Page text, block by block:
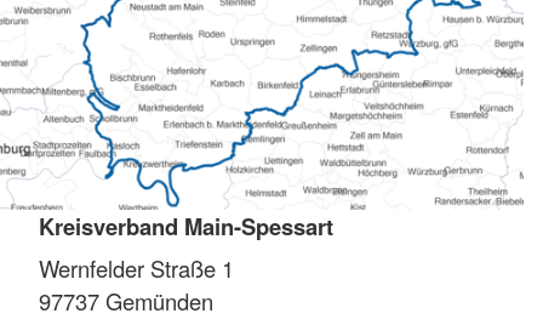
Kreisverband Main-Spessart
Wernfelder Straße 1
97737Gemünden